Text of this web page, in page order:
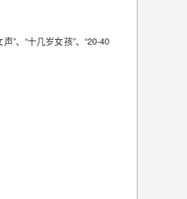
声”、“十几岁女孩”、“20-40